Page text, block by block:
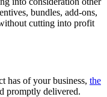
bundles, add-ons,
cutting into profit
has of your business, the
promptly delivered.